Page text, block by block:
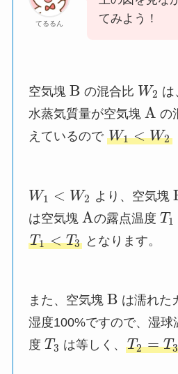
てるるん
てみよう！
空気塊 B の混合比 W2 は
水蒸気質量が空気塊 A の
えているのでW1 < W2
W1 < W2 より、空気塊
は空気塊 Aの露点温度 T1
T1 < T3 となります。
また、空気塊B は濡れた
湿度100%ですので、湿
度T3 は等しく、T2 = T3